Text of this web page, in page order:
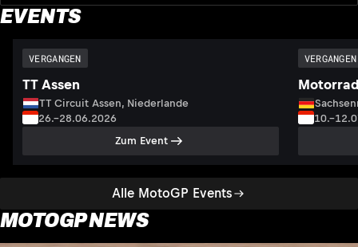
EVENTS
Alle MotoGP Events
VERGANGEN
TT Assen
TT Circuit Assen, Niederlande
26.–28.06.2026
Zum Event
VERGANGEN
MOTOGP NEWS